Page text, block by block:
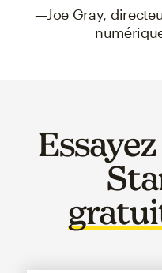
—Joe Gray,